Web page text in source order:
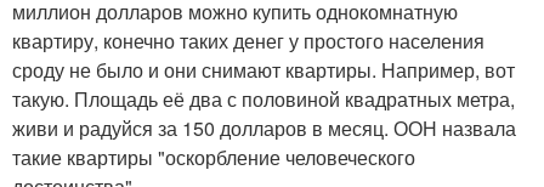
миллион долларов можно купить однокомнатную
квартиру, конечно таких денег у простого населения
сроду не было и они снимают квартиры. Например, вот
такую. Площадь её два с половиной квадратных метра,
живи и радуйся за 150 долларов в месяц. ООН назвала
такие квартиры "оскорбление человеческого